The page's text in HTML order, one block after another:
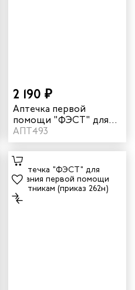
2 190 ₽
Аптечка первой
помощи "ФЭСТ" для
предприятий на 30
человек
АПТ493